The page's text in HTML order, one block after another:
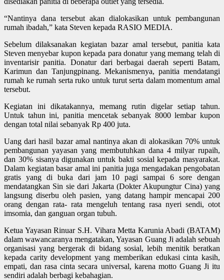
“Nantinya dana tersebut akan dialokasikan untuk pembangunan
rumah ibadah,” kata Steven kepada RASIO MEDIA.
Sebelum dilaksanakan kegiatan bazar amal tersebut, panitia kata
Steven menyebar kupon kepada para donatur yang memang telah di
inventarisir panitia. Donatur dari berbagai daerah seperti Batam,
Karimun dan Tanjungpinang. Mekanismenya, panitia mendatangi
rumah ke rumah serta ruko untuk turut serta dalam momentum amal
tersebut.
Kegiatan ini dikatakannya, memang rutin digelar setiap tahun.
Untuk tahun ini, panitia mencetak sebanyak 8000 lembar kupon
dengan total nilai sebanyak Rp 400 juta.
Uang dari hasil bazar amal nantinya akan di alokasikan 70% untuk
pembangunan yayasan yang membutuhkan dana 4 milyar rupaih,
dan 30% sisanya digunakan untuk bakti sosial kepada masyarakat.
Dalam kegiatan basar amal ini panitia juga mengadakan pengobatan
gratis yang di buka dari jam 10 pagi sampai 6 sore dengan
mendatangkan Sin sie dari Jakarta (Dokter Akupungtur Cina) yang
langsung diserbu oleh pasien, yang datang hampir mencapai 200
orang dengan rata- rata mengeluh tentang rasa nyeri sendi, otot
imsomia, dan ganguan organ tubuh.
Ketua Yayasan Rinuar S.H. Vihara Metta Karunia Abadi (BATAM)
dalam wawancaranya mengatakan, Yayasan Guang Ji adalah sebuah
organisasi yang bergerak di bidang sosial, lebih menitik beratkan
kepada carity development yang memberikan edukasi cinta kasih,
empati, dan rasa cinta secara universal, karena motto Guang Ji itu
sendiri adalah berbagi kebahagian.